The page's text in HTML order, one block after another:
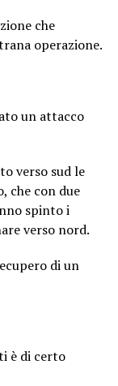
che
operazione.
un attacco
verso sud le
che con due
spinto i
verso nord.
di un
è di certo